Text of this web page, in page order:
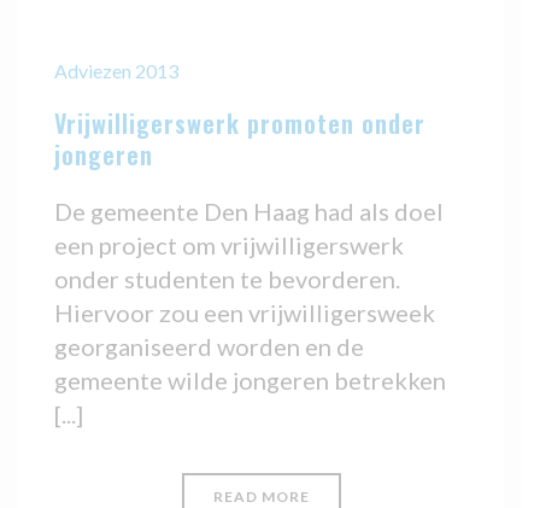
Adviezen 2013
Vrijwilligerswerk promoten onder
jongeren
De gemeente Den Haag had als doel
een project om vrijwilligerswerk
onder studenten te bevorderen.
Hiervoor zou een vrijwilligersweek
georganiseerd worden en de
gemeente wilde jongeren betrekken
[...]
READ MORE